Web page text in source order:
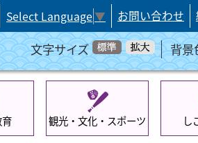
Select Language▼ お問い合わせ
文字サイズ 背景
観光・文化・スポーツ し